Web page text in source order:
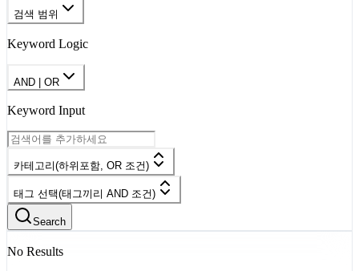
검색 범위
Keyword Logic
AND | OR
Keyword Input
카테고리(하위포함, OR 조건)
태그 선택(태그끼리 AND 조건)
Search
No Results